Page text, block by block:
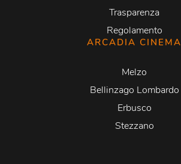
Trasparenza
Regolamento
ARCADIA CINEMA
Melzo
Bellinzago Lombardo
Erbusco
Stezzano